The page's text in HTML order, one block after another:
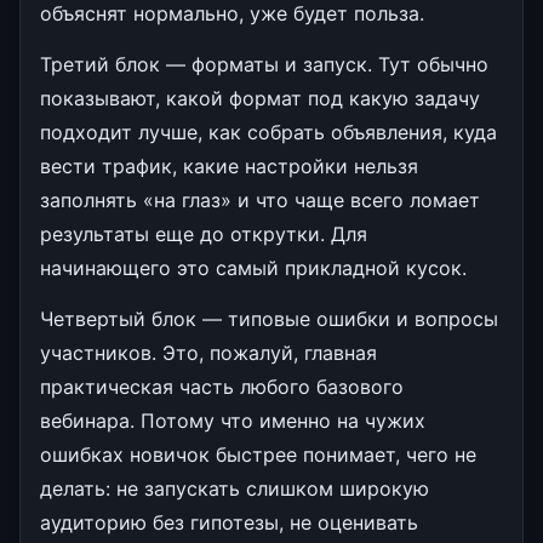
объяснят нормально, уже будет польза.
Третий блок — форматы и запуск. Тут обычно
показывают, какой формат под какую задачу
подходит лучше, как собрать объявления, куда
вести трафик, какие настройки нельзя
заполнять «на глаз» и что чаще всего ломает
результаты еще до открутки. Для
начинающего это самый прикладной кусок.
Четвертый блок — типовые ошибки и вопросы
участников. Это, пожалуй, главная
практическая часть любого базового
вебинара. Потому что именно на чужих
ошибках новичок быстрее понимает, чего не
делать: не запускать слишком широкую
аудиторию без гипотезы, не оценивать